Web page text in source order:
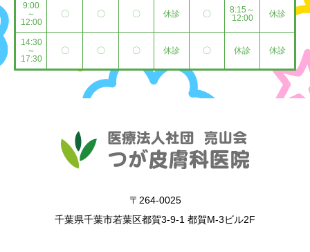
9:00
～
12:00
〇 〇 〇 休診 〇
8:15～
12:00
休診
14:30
～
17:30
〇 〇 〇 休診 〇 休診 休診
〒264-0025
千葉県千葉市若葉区都賀3-9-1 都賀M-3ビル2F